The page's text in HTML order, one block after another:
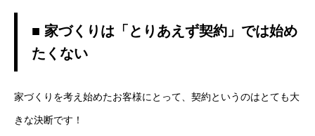
■ 家づくりは「とりあえず契約」では始め
たくない
家づくりを考え始めたお客様にとって、契約というのはとても大
きな決断です！